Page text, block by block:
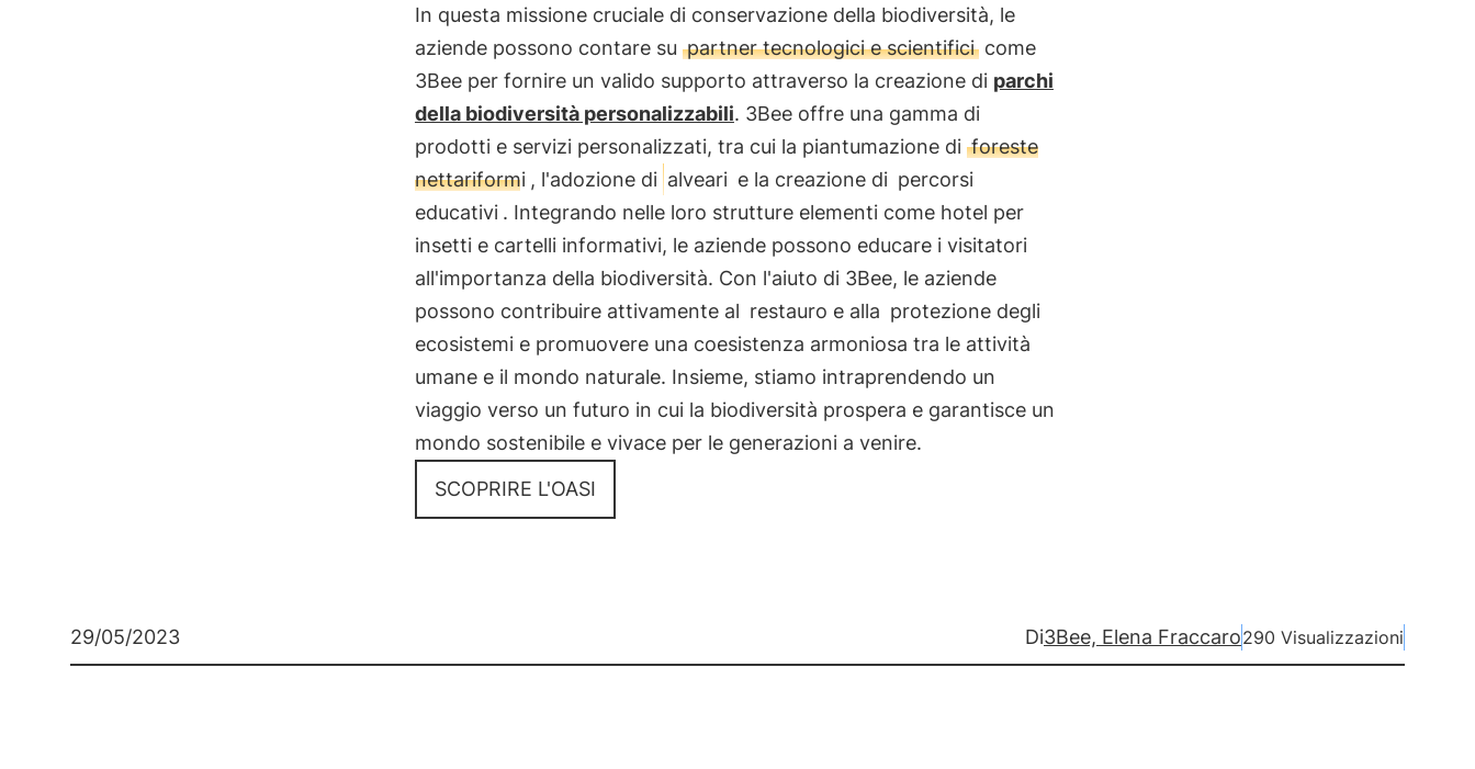
In questa missione cruciale di conservazione della biodiversità, le
aziende possono contare su partner tecnologici e scientificicome
3Bee per fornire un valido supporto attraverso la creazione di parchi
della biodiversità personalizzabili. 3Bee offre una gamma di
prodotti e servizi personalizzati, tra cui la piantumazione di foreste
nettariformi , l'adozione di alveari e la creazione di percorsi
educativi . Integrando nelle loro strutture elementi come hotel per
insetti e cartelli informativi, le aziende possono educare i visitatori
all'importanza della biodiversità. Con l'aiuto di 3Bee, le aziende
possono contribuire attivamente al restauro e alla protezione degli
ecosistemi e promuovere una coesistenza armoniosa tra le attività
umane e il mondo naturale. Insieme, stiamo intraprendendo un
viaggio verso un futuro in cui la biodiversità prospera e garantisce un
mondo sostenibile e vivace per le generazioni a venire.
SCOPRIRE L'OASI
29/05/2023 Di3Bee, Elena Fraccaro290 Visualizzazioni